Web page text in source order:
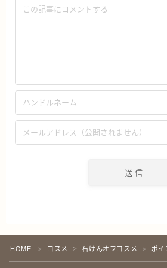
HOME ＞ コスメ ＞ 石けんオフコスメ ＞ ポイ